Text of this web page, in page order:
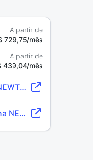
A partir de
729,75/mês
A partir de
439,04/mês
Ver as vagas de Graduação na NEWTON PAIVA
Ver as vagas A distância (EaD) na NEWTON PAIVA